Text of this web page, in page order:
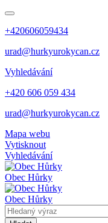
+420606059434
urad@hurkyurokycan.cz
Vyhledávání
+420 606 059 434
urad@hurkyurokycan.cz
Mapa webu
Vytisknout
Vyhledávání
Obec Hůrky
Obec Hůrky